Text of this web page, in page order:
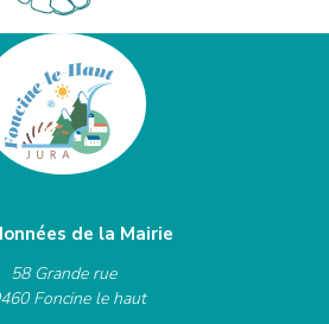
de la Mairie
58 Grande rue
Foncine le haut